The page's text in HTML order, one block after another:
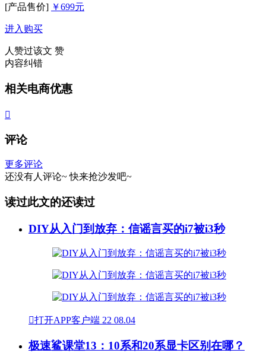
[产品售价] ￥699元
进入购买
人赞过该文 赞
内容纠错
相关电商优惠

评论
更多评论
还没有人评论~ 快来抢沙发吧~
读过此文的还读过
DIY从入门到放弃：信谣言买的i7被i3秒
打开APP客户端 22 08.04
极速鲨课堂13：10系和20系显卡区别在哪？